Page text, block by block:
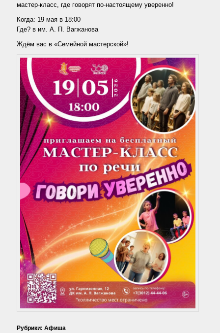
мастер-класс, где говорят по-настоящему уверенно!
Когда: 19 мая в 18:00
Где? в им. А. П. Вагжанова
Ждём вас в «Семейной мастерской»!
Рубрики: Афиша